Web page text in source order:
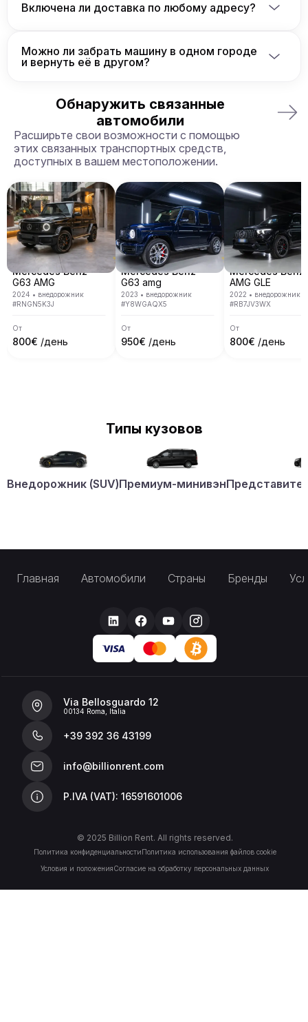
Включена ли доставка по любому адресу?
любому адресу в странах, где доступна
аренда, включая отели, аэропорты и частные
резиденции.
Можно ли забрать машину в одном городе
и вернуть её в другом?
можете забрать машину в одном городе и
вернуть её в другом, а также в другой стране.
Обнаружить связанные
автомобили
Расширьте свои возможности с помощью
этих связанных транспортных средств,
доступных в вашем местоположении.
Mercedes Benz
G63 AMG
2024 • внедорожник
#RNGN5K3J
От
800€ /день
Mercedes Benz
G63 amg
2023 • внедорожник
#Y8WGAQX5
От
950€ /день
Mercedes Benz
AMG GLE
2022 • внедорожник
#RB7JV3WX
От
800€ /день
Типы кузовов
Внедорожник (SUV)Премиум-минивэн
Главная Автомобили Страны Бренды
Via Bellosguardo 12
00134 Roma, Italia
+39 392 36 43199
info@billionrent.com
P.IVA (VAT): 16591601006
© 2025 Billion Rent. All rights reserved.
Политика конфиденциальностиПолитика использования файлов cookie
Условия и положенияСогласие на обработку персональных данных